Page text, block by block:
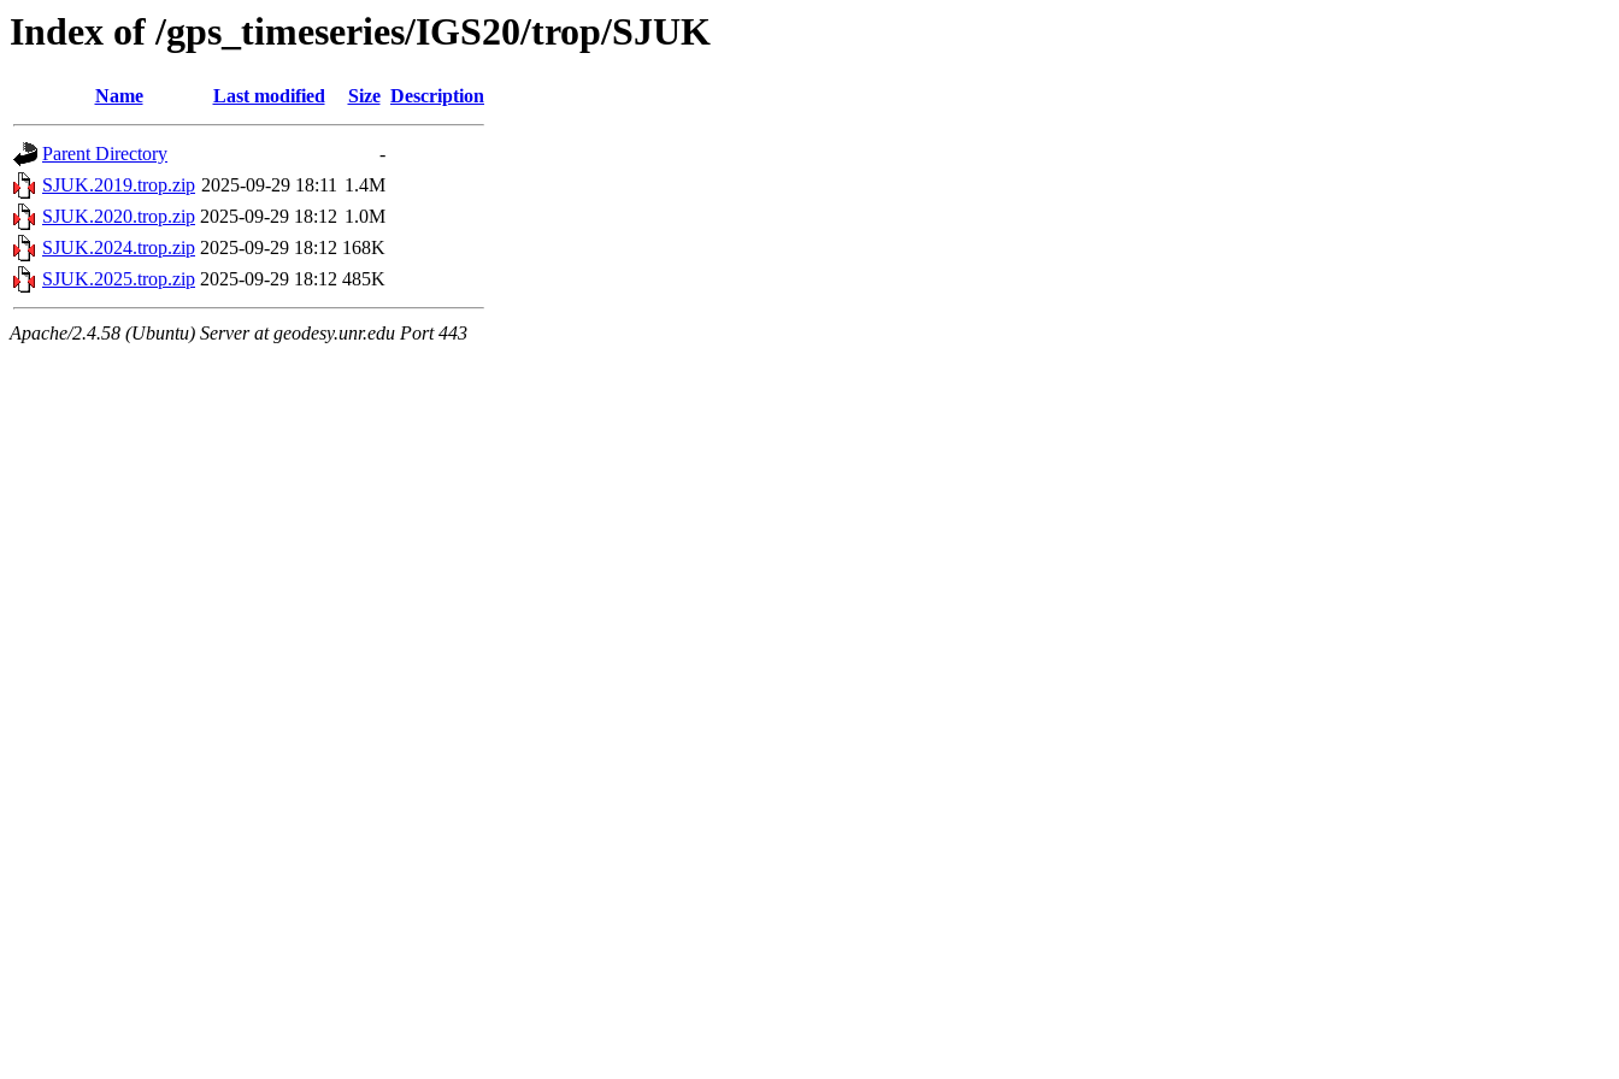
Index of /gps_timeseries/IGS20/trop/SJUK
Name Last modified Size Description
Parent Directory
-
SJUK.2019.trop.zip 2025-09-29 18:11 1.4M
SJUK.2020.trop.zip 2025-09-29 18:12 1.0M
SJUK.2024.trop.zip 2025-09-29 18:12 168K
SJUK.2025.trop.zip 2025-09-29 18:12 485K
Apache/2.4.58 (Ubuntu) Server at geodesy.unr.edu Port 443